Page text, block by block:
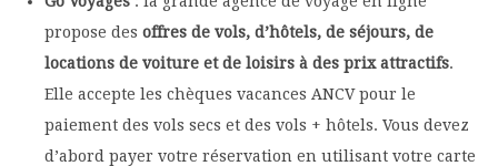
propose des offres de vols, d’hôtels, de séjours, de
locations de voiture et de loisirs à des prix attractifs.
Elle accepte les chèques vacances ANCV pour le
paiement des vols secs et des vols + hôtels. Vous devez
d’abord payer votre réservation en utilisant votre carte